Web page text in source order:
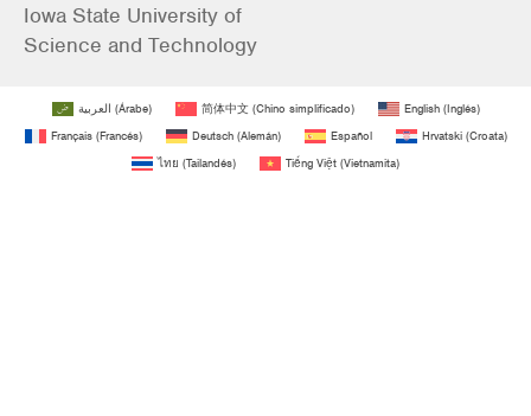
Iowa State University of
Science and Technology
العربية (Árabe) 简体中文(Chino simplificado) English(Inglés)
Français(Francés) Deutsch(Alemán) Español Hrvatski(Croata)
ไทย (Tailandés) Tiếng Việt (Vietnamita)